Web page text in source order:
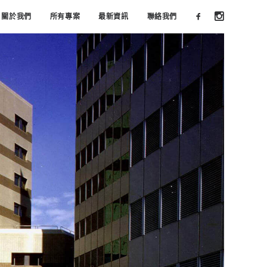
關於我們 所有專案 最新資訊 聯絡我們